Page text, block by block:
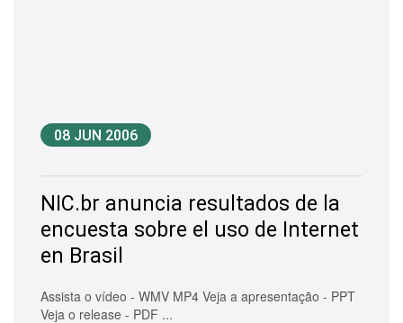
08 JUN 2006
NIC.br anuncia resultados de la
encuesta sobre el uso de Internet
en Brasil
Assista o vídeo - WMV MP4 Veja a apresentação - PPT
Veja o release - PDF ...